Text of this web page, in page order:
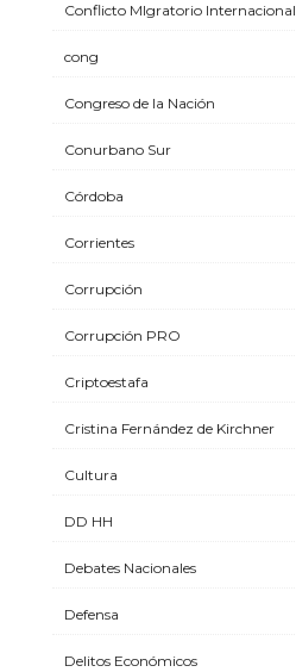
Conflicto MIgratorio Internacional
cong
Congreso de la Nación
Conurbano Sur
Córdoba
Corrientes
Corrupción
Corrupción PRO
Criptoestafa
Cristina Fernández de Kirchner
Cultura
DD HH
Debates Nacionales
Defensa
Delitos Económicos